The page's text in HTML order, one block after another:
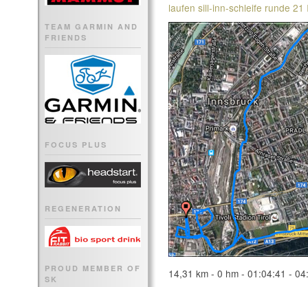
TEAM GARMIN AND
FRIENDS
FOCUS PLUS
REGENERATION
PROUD MEMBER OF
SK
laufen sill-inn-schleife runde
14,31 km - 0 hm - 01:04:41 -